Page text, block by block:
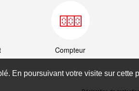
Compteur
En poursuivant votre visite sur cette